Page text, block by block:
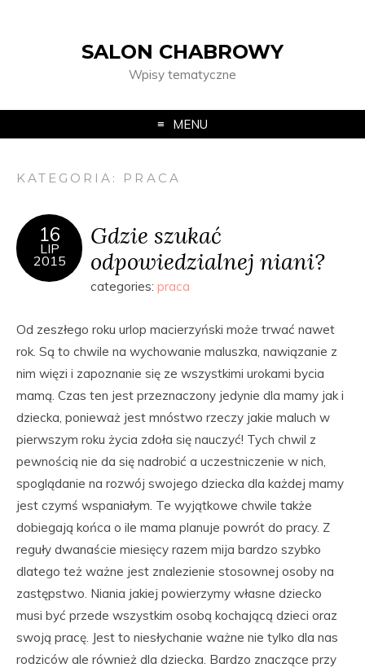
SALON CHABROWY
Wpisy tematyczne
MENU
KATEGORIA: PRACA
16
LIP
2015
Gdzie szukać
odpowiedzialnej niani?
categories: praca
Od zeszłego roku urlop macierzyński może trwać nawet
rok. Są to chwile na wychowanie maluszka, nawiązanie z
nim więzi i zapoznanie się ze wszystkimi urokami bycia
mamą. Czas ten jest przeznaczony jedynie dla mamy jak i
dziecka, ponieważ jest mnóstwo rzeczy jakie maluch w
pierwszym roku życia zdoła się nauczyć! Tych chwil z
pewnością nie da się nadrobić a uczestniczenie w nich,
spoglądanie na rozwój swojego dziecka dla każdej mamy
jest czymś wspaniałym. Te wyjątkowe chwile także
dobiegają końca o ile mama planuje powrót do pracy. Z
reguły dwanaście miesięcy razem mija bardzo szybko
dlatego też ważne jest znalezienie stosownej osoby na
zastępstwo. Niania jakiej powierzymy własne dziecko
musi być przede wszystkim osobą kochającą dzieci oraz
swoją pracę. Jest to niesłychanie ważne nie tylko dla nas
rodziców ale również dla dziecka. Bardzo znaczące przy